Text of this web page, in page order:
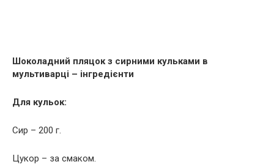
Шоколадний пляцок з сирними кульками в
мультиварці – інгредієнти
Для кульок:
Сир – 200 г.
Цукор – за смаком.